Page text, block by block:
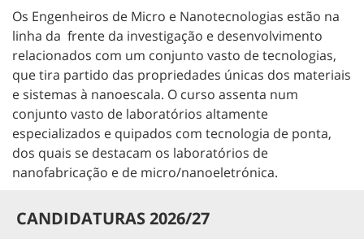
Os Engenheiros de Micro e Nanotecnologias estão na
linha da frente da investigação e desenvolvimento
relacionados com um conjunto vasto de tecnologias,
que tira partido das propriedades únicas dos materiais
e sistemas à nanoescala. O curso assenta num
conjunto vasto de laboratórios altamente
especializados e quipados com tecnologia de ponta,
dos quais se destacam os laboratórios de
nanofabricação e de micro/nanoeletrónica.
CANDIDATURAS 2026/27